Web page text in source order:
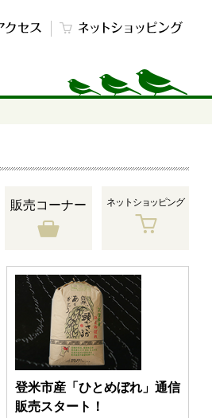
販売コーナー ネットショッピング
登米市産「ひとめぼれ」通信
販売スタート！